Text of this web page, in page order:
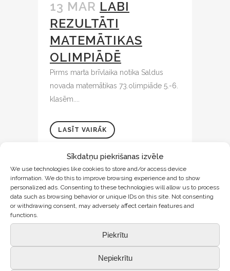
Sīkdatņu piekrišanas izvēle
We use technologies like cookies to store and/or access device
information. We do this to improve browsing experience and to show
personalized ads. Consenting to these technologies will allow us to process
data such as browsing behavior or unique IDs on this site. Not consenting
or withdrawing consent, may adversely affect certain features and
functions.
Piekrītu
Nepiekrītu
13 MAR LABI
REZULTĀTI
MATEMĀTIKAS
OLIMPIĀDĒ
Pirms marta brīvlaika notika Saldus
novada matemātikas 73.olimpiāde 5.-6.
klasēm....
LASĪT VAIRĀK
SKOLAS